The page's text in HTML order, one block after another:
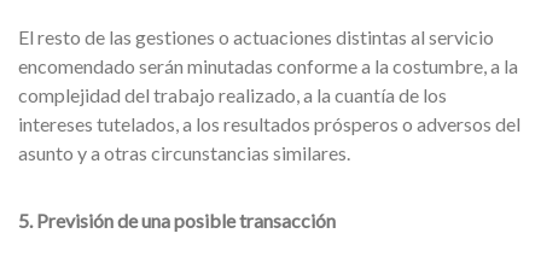
El resto de las gestiones o actuaciones distintas al servicio
encomendado serán minutadas conforme a la costumbre, a la
complejidad del trabajo realizado, a la cuantía de los
intereses tutelados, a los resultados prósperos o adversos del
asunto y a otras circunstancias similares.
5. Previsión de una posible transacción